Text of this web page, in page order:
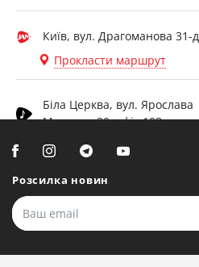
Київ, вул. Драгоманова 31-д
Прокласти маршрут
Біла Церква, вул. Ярослава
Мудрого, 20, офіс 108
Прокласти маршрут
Олександрійський, 82 (вул.
Розсилка новин